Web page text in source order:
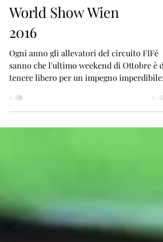
World Show Wien
2016
Ogni anno gli allevatori del circuito FIFé
tenere libero per un impegno imperdibile:
World...